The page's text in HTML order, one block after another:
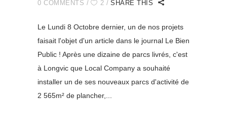
0 COMMENTS
2 SHARE THIS
Le Lundi 8 Octobre dernier, un de nos projets
faisait l'objet d'un article dans le journal Le Bien
Public ! Après une dizaine de parcs livrés, c'est
à Longvic que Local Company a souhaité
installer un de ses nouveaux parcs d'activité de
2 565m² de plancher,